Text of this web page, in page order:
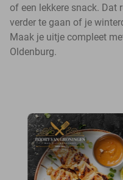
of een lekkere snack. Dat
verder te gaan of je
Maak je uitje compleet
Oldenburg.